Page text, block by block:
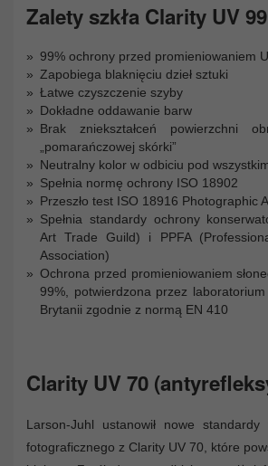
Zalety szkła Clarity UV 99
99% ochrony przed promieniowaniem
Zapobiega blaknięciu dzieł sztuki
Łatwe czyszczenie szyby
Dokładne oddawanie barw
Brak zniekształceń powierzchni
„pomarańczowej skórki”
Neutralny kolor w odbiciu pod
Spełnia normę ochrony ISO 18902
Przeszło test ISO 18916 Photographic
Spełnia standardy ochrony
Art Trade Guild) i PPFA
Association)
Ochrona przed promieniowaniem
99%, potwierdzona przez
Brytanii zgodnie z normą EN 410
Clarity UV 70
Larson-Juhl ustanowił nowe standardy
fotograficznego z Clarity UV 70, które